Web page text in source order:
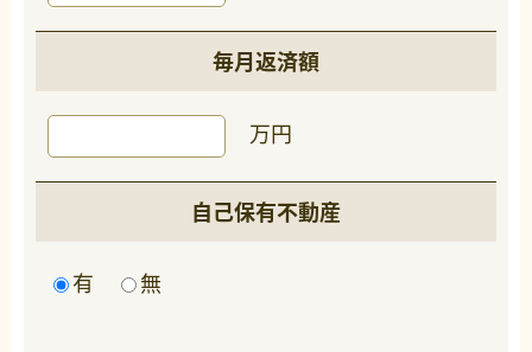
毎月返済額
万円
自己保有不動産
有 無